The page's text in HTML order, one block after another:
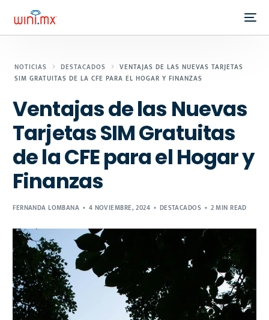
NOTICIAS DESTACADOS
VENTAJAS DE LAS NUEVAS TARJETAS
SIM GRATUITAS DE LA CFE PARA EL HOGAR Y FINANZAS
Ventajas de las Nuevas
Tarjetas SIM Gratuitas
de la CFE para el Hogar y
Finanzas
FERNANDA LOMBANA 4 NOVIEMBRE, 2024 DESTACADOS 2 MIN READ